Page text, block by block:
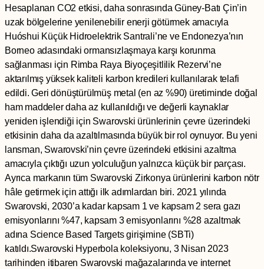
Hesaplanan CO2 etkisi, daha sonrasında Güney-Batı Çin’in
uzak bölgelerine yenilenebilir enerji götürmek amacıyla
Huóshui Küçük Hidroelektrik Santrali’ne ve Endonezya’nın
Borneo adasındaki ormansızlaşmaya karşı korunma
sağlanması için Rimba Raya Biyoçeşitlilik Rezervi’ne
aktarılmış yüksek kaliteli karbon kredileri kullanılarak telafi
edildi. Geri dönüştürülmüş metal (en az %90) üretiminde doğal
ham maddeler daha az kullanıldığı ve değerli kaynaklar
yeniden işlendiği için Swarovski ürünlerinin çevre üzerindeki
etkisinin daha da azaltılmasında büyük bir rol oynuyor. Bu yeni
lansman, Swarovski’nin çevre üzerindeki etkisini azaltma
amacıyla çıktığı uzun yolculuğun yalnızca küçük bir parçası.
Ayrıca markanın tüm Swarovski Zirkonya ürünlerini karbon nötr
hâle getirmek için attığı ilk adımlardan biri. 2021 yılında
Swarovski, 2030’a kadar kapsam 1 ve kapsam 2 sera gazı
emisyonlarını %47, kapsam 3 emisyonlarını %28 azaltmak
adına Science Based Targets girişimine (SBTi)
katıldı.Swarovski Hyperbola koleksiyonu, 3 Nisan 2023
tarihinden itibaren Swarovski mağazalarında ve internet